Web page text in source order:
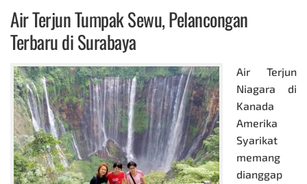
Air Terjun Tumpak Sewu, Pelancongan
Terbaru di Surabaya
Air Terjun
Niagara di
Kanada
Amerika
Syarikat
memang
dianggap